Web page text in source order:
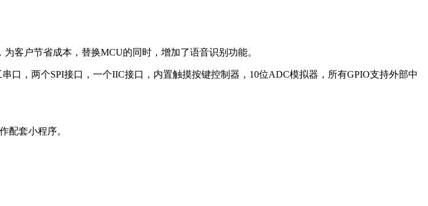
客户节省成本，替换MCU的同时，增加了语音识别功能。
，两个SPI接口，一个IIC接口，内置触摸按键控制器，10位ADC模拟器，所有GPIO支持外部中
配套小程序。